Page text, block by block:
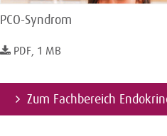
PCO-Syndrom
PDF, 1 MB
Zum Fachbereich